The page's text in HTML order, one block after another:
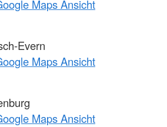
Maps Ansicht
Evern
Maps Ansicht
Maps Ansicht